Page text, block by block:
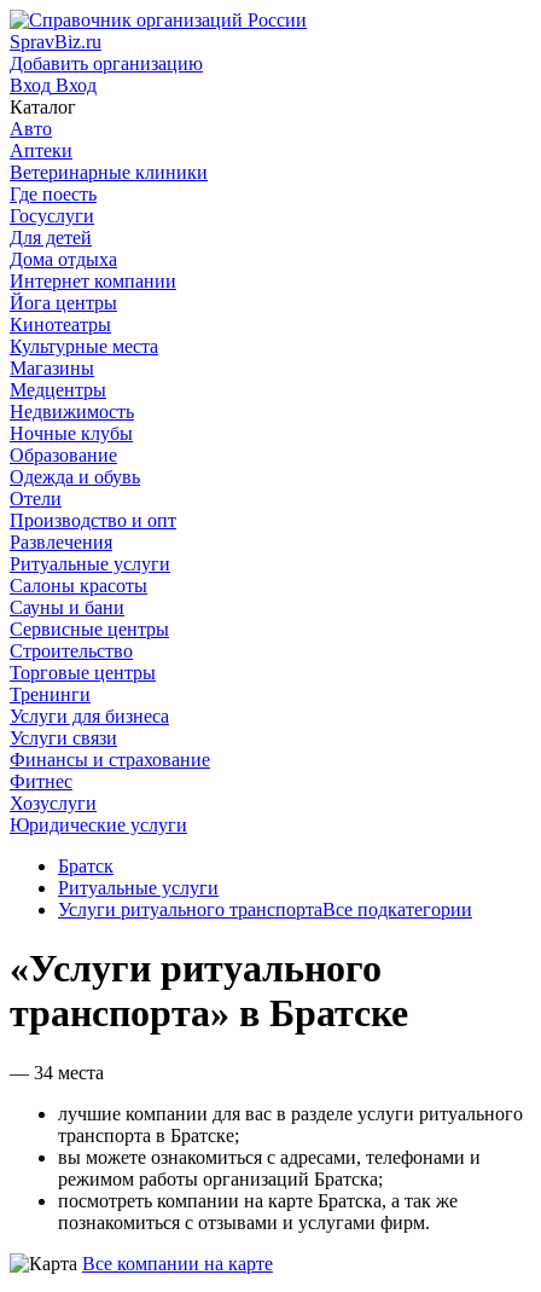
SpravBiz.ru
Добавить организацию
Вход Вход
Каталог
Авто
Аптеки
Ветеринарные клиники
Где поесть
Госуслуги
Для детей
Дома отдыха
Интернет компании
Йога центры
Кинотеатры
Культурные места
Магазины
Медцентры
Недвижимость
Ночные клубы
Образование
Одежда и обувь
Отели
Производство и опт
Развлечения
Ритуальные услуги
Салоны красоты
Сауны и бани
Сервисные центры
Строительство
Торговые центры
Тренинги
Услуги для бизнеса
Услуги связи
Финансы и страхование
Фитнес
Хозуслуги
Юридические услуги
Братск
Ритуальные услуги
Услуги ритуального транспортаВсе подкатегории
«Услуги ритуального
транспорта» в Братске
— 34 места
лучшие компании для вас в разделе услуги ритуального
транспорта в Братске;
вы можете ознакомиться с адресами, телефонами и
режимом работы организаций Братска;
посмотреть компании на карте Братска, а так же
познакомиться с отзывами и услугами фирм.
Все компании на карте